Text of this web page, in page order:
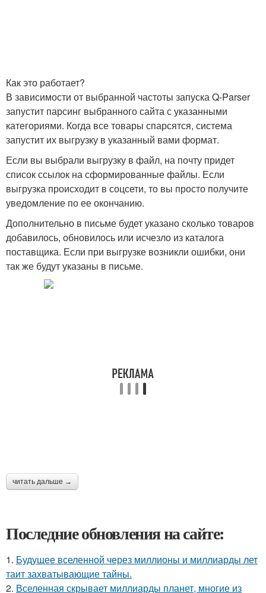
Как это работает?
В зависимости от выбранной частоты запуска Q-Parser
запустит парсинг выбранного сайта с указанными
категориями. Когда все товары спарсятся, система
запустит их выгрузку в указанный вами формат.
Если вы выбрали выгрузку в файл, на почту придет
список ссылок на сформированные файлы. Если
выгрузка происходит в соцсети, то вы просто получите
уведомление по ее окончанию.
Дополнительно в письме будет указано сколько товаров
добавилось, обновилось или исчезло из каталога
поставщика. Если при выгрузке возникли ошибки, они
так же будут указаны в письме.
читать дальше →
Последние обновления на сайте:
1. Будущее вселенной через миллионы и миллиарды лет
таит захватывающие тайны.
2. Вселенная скрывает миллиарды планет, многие из